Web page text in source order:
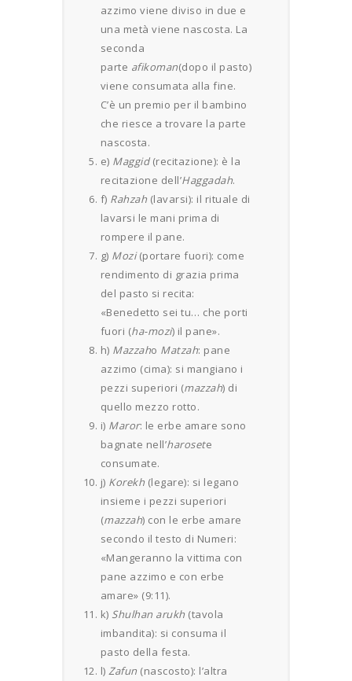
azzimo viene diviso in due e
una metà viene nascosta. La
seconda
parte afikoman(dopo il pasto)
viene consumata alla fine.
C’è un premio per il bambino
che riesce a trovare la parte
nascosta.
e) Maggid(recitazione): è la
recitazione dell’Haggadah.
f) Rahzah (lavarsi): il rituale di
lavarsi le mani prima di
rompere il pane.
g) Mozi(portare fuori): come
rendimento di grazia prima
del pasto si recita:
«Benedetto sei tu… che porti
fuori (ha-mozi) il pane».
h) Mazzaho Matzah: pane
azzimo (cima): si mangiano i
pezzi superiori (mazzah) di
quello mezzo rotto.
i) Maror: le erbe amare sono
bagnate nell’harosete
consumate.
j) Korekh (legare): si legano
insieme i pezzi superiori
(mazzah) con le erbe amare
secondo il testo di Numeri:
«Mangeranno la vittima con
pane azzimo e con erbe
amare» (9:11).
k) Shulhan arukh (tavola
imbandita): si consuma il
pasto della festa.
l) Zafun (nascosto): l’altra